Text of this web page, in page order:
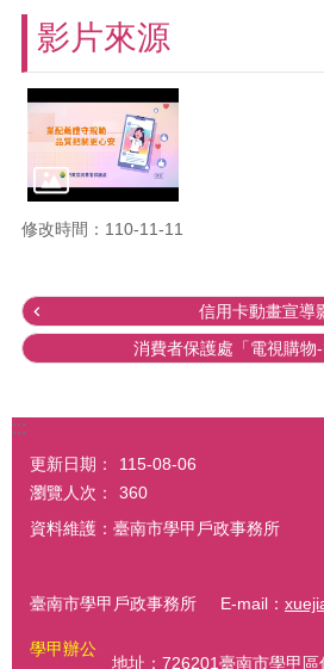
影片來源
修改時間：110-11-11
信用卡動畫宣導
消費者保護處「電視購物-
:::
更新日期：
115-08-06
瀏覽人次：
360
資料維護：臺南市學甲戶政事務所
臺南市學甲戶政事務所 E-mail：
學甲辦公
地址：726201臺南市學甲